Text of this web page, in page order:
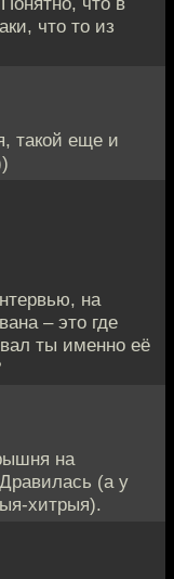
что то из
такой еще и
на
– это где
ты именно её
на
(а у
хитрыя).